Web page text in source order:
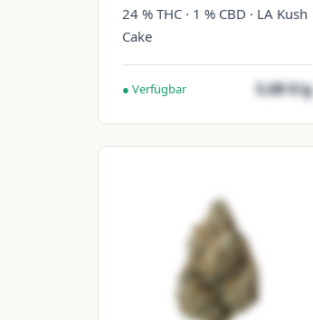
24 % THC · 1 % CBD · LA Kush
Cake
● Verfügbar 5,68 €/g